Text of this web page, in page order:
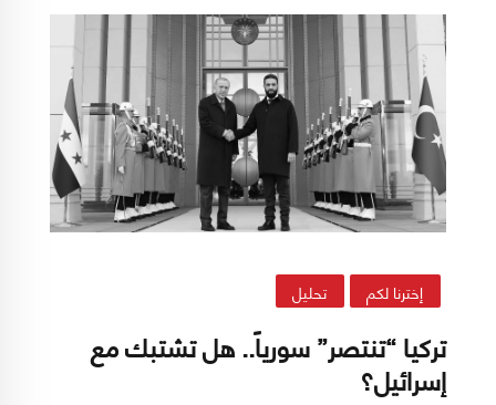
منتصراً، سلّم مفاصل الدولة السورية إلى الإدارات
التركية، ويُمكن القول إن البنية التحتية والبيانية
السورية باتت اليوم جميعها بين يدي أنقرة.
إخترنا لكم تحليل
تركيا “تنتصر” سورياً.. هل تشتبك مع
إسرائيل؟